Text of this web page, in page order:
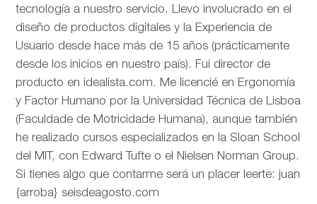
tecnología a nuestro servicio. Llevo involucrado en el
diseño de productos digitales y la Experiencia de
Usuario desde hace más de 15 años (prácticamente
desde los inicios en nuestro país). Fui director de
producto en idealista.com. Me licencié en Ergonomía
y Factor Humano por la Universidad Técnica de Lisboa
(Faculdade de Motricidade Humana), aunque también
he realizado cursos especializados en la Sloan School
del MIT, con Edward Tufte o el Nielsen Norman Group.
Si tienes algo que contarme será un placer leerte: juan
{arroba} seisdeagosto.com